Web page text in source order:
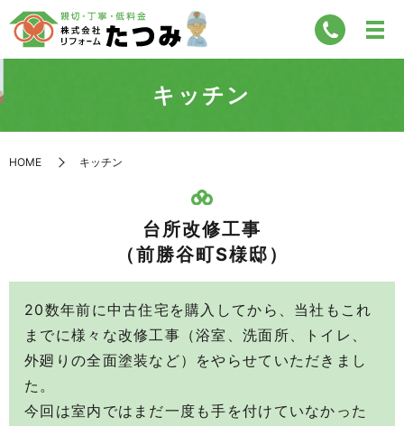
キッチン
HOME キッチン
台所改修工事
（前勝谷町S様邸）
20数年前に中古住宅を購入してから、当社もこれ
までに様々な改修工事（浴室、洗面所、トイレ、
外廻りの全面塗装など）をやらせていただきまし
た。
今回は室内ではまだ一度も手を付けていなかった